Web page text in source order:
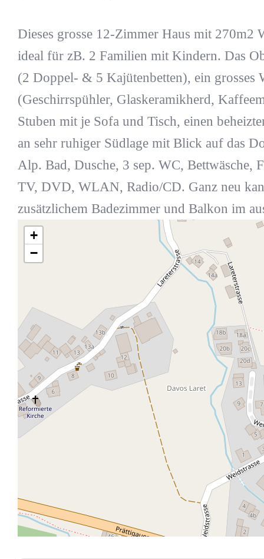
Dieses grosse 12-Zimmer Haus mit 270m2
ideal für zB. 2 Familien mit Kindern. Das
(2 Doppel- & 5 Kajütenbetten), ein grosses
(Geschirrspühler, Glaskeramikherd,
Stuben mit je Sofa und Tisch, einen
an sehr ruhiger Südlage mit Blick auf das
Alp. Bad, Dusche, 3 sep. WC, Bettwäsche,
TV, DVD, WLAN, Radio/CD. Ganz neu
zusätzlichem Badezimmer und Balkon im
+
−